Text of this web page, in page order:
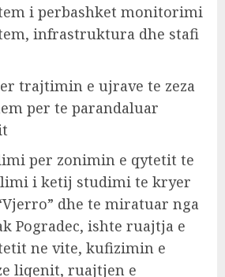
i perbashket monitorimi
infrastruktura dhe stafi
trajtimin e ujrave te zeza
per te parandaluar
per zonimin e qytetit te
i ketij studimi te kryer
dhe te miratuar nga
Pogradec, ishte ruajtja e
ne vite, kufizimin e
liqenit, ruajtjen e